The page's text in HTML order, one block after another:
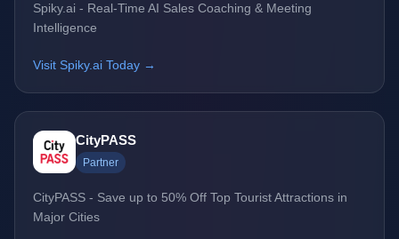
Spiky.ai - Real-Time AI Sales Coaching & Meeting
Intelligence
Visit Spiky.ai Today →
CityPASS
Partner
CityPASS - Save up to 50% Off Top Tourist Attractions in
Major Cities